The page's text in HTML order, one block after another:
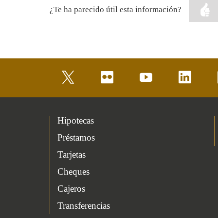
¿Te ha parecido útil esta información?
flickr youtube linkedin
Hipotecas
Préstamos
Tarjetas
Cheques
Cajeros
Transferencias